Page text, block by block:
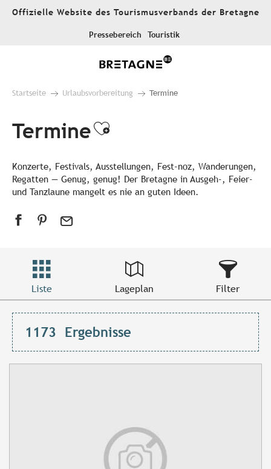
AllerOffizielle Website des Tourismusverbands der Bretagne
Pressebereich Touristik
Startseite Urlaubsvorbereitung Termine
TermineAjouter aux
Konzerte, Festivals, Ausstellungen, Fest-noz, Wanderungen,
Regatten — Genug, genug! Der Bretagne in Ausgeh-, Feier-
und Tanzlaune mangelt es nie an guten Ideen.
Liste Lageplan Filter
1173 Ergebnisse